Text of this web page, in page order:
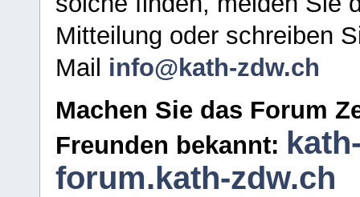
Mitteilung oder schreiben
Mail info@kath-zdw.ch
Machen Sie das Forum
Freunden bekannt:
forum.kath-zdw.ch